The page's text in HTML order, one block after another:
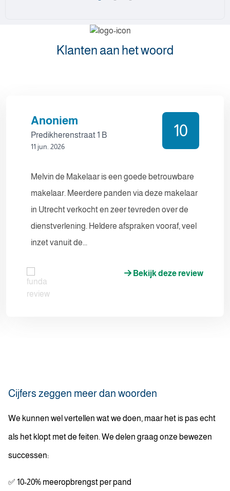
Klanten aan het woord
Anoniem
Predikherenstraat 1 B
11 jun. 2026
10
Melvin de Makelaar is een goede betrouwbare
makelaar. Meerdere panden via deze makelaar
in Utrecht verkocht en zeer tevreden over de
dienstverlening. Heldere afspraken vooraf, veel
inzet vanuit de...
Bekijk deze review
Cijfers zeggen meer dan woorden
We kunnen wel vertellen wat we doen, maar het is pas echt
als het klopt met de feiten. We delen graag onze bewezen
successen:
✅ 10-20% meeropbrengst per pand